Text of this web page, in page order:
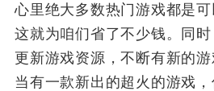
心里绝大多数热门游戏都是可
这就为咱们省了不少钱。同
更新游戏资源，不断有新的游
当有一款新出的超火的游戏